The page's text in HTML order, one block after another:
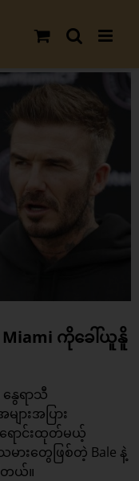
Miami ကိုခေါ်ယူနိူ
ေရာသီ
ားအပြား
ောင်းထုတ်မယ့်
ားတွေဖြစ်တဲ့ Bale နဲ့
တယ်။